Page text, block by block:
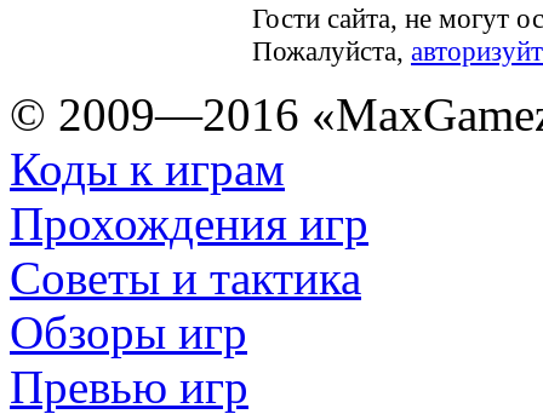
Гости сайта, не могут
Пожалуйста,
© 2009—2016
Коды к играм
Прохождения игр
Советы и тактика
Обзоры игр
Превью игр